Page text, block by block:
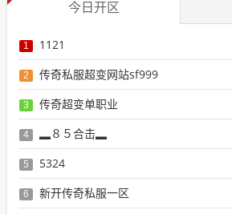
今日开区
1 1121
2 传奇私服超变网站sf999
3 传奇超变单职业
4 ▂８５合击▂
5 5324
6 新开传奇私服一区